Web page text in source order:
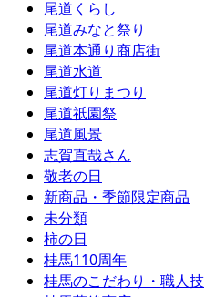
尾道くらし
尾道みなと祭り
尾道本通り商店街
尾道水道
尾道灯りまつり
尾道祇園祭
尾道風景
志賀直哉さん
敬老の日
新商品・季節限定商品
未分類
柿の日
桂馬110周年
桂馬のこだわり・職人技